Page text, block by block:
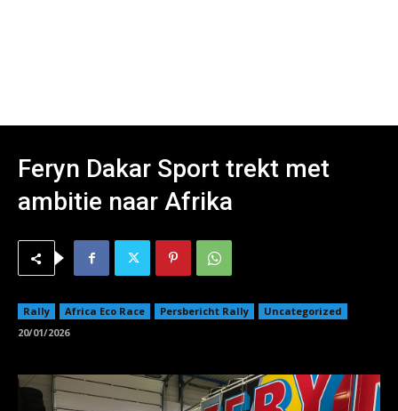
Feryn Dakar Sport trekt met
ambitie naar Afrika
Rally Africa Eco Race Persbericht Rally
Uncategorized
20/01/2026